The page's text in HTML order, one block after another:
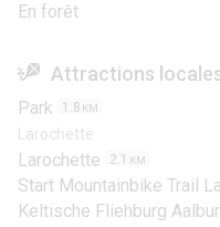
En forêt
Attractions
Park 1.8 KM
Larochette
Larochette 2.1 KM
Start Mountainbike Trail
Keltische Fliehburg